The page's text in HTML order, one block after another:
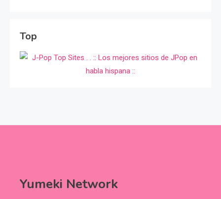
Top
Yumeki Network